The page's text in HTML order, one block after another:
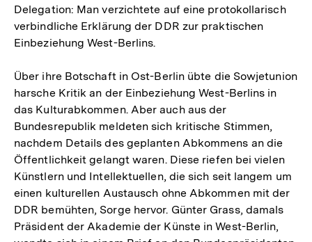
Delegation: Man verzichtete auf eine protokollarisch
verbindliche Erklärung der DDR zur praktischen
Einbeziehung West-Berlins.
Über ihre Botschaft in Ost-Berlin übte die Sowjetunion
harsche Kritik an der Einbeziehung West-Berlins in
das Kulturabkommen. Aber auch aus der
Bundesrepublik meldeten sich kritische Stimmen,
nachdem Details des geplanten Abkommens an die
Öffentlichkeit gelangt waren. Diese riefen bei vielen
Künstlern und Intellektuellen, die sich seit langem um
einen kulturellen Austausch ohne Abkommen mit der
DDR bemühten, Sorge hervor. Günter Grass, damals
Präsident der Akademie der Künste in West-Berlin,